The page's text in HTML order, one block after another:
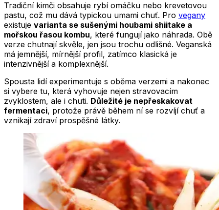
Tradiční kimči obsahuje rybí omáčku nebo krevetovou
pastu, což mu dává typickou umami chuť. Pro vegany
existuje varianta se sušenými houbami shiitake a
mořskou řasou kombu, které fungují jako náhrada. Obě
verze chutnají skvěle, jen jsou trochu odlišné. Veganská
má jemnější, mírnější profil, zatímco klasická je
intenzivnější a komplexnější.
Spousta lidí experimentuje s oběma verzemi a nakonec
si vybere tu, která vyhovuje nejen stravovacím
zvyklostem, ale i chuti. Důležité je nepřeskakovat
fermentaci, protože právě během ní se rozvíjí chuť a
vznikají zdraví prospěšné látky.